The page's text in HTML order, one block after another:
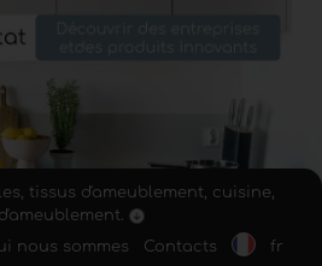
tissus d'ameublement, cuisine,
nous sommes Contacts fr